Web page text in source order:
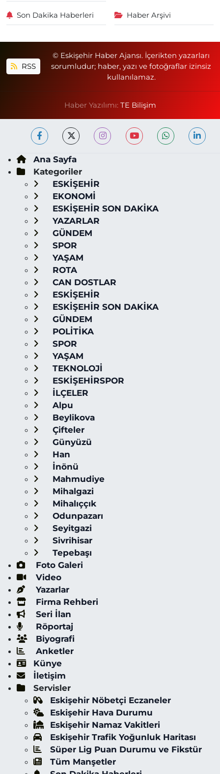
Son Dakika Haberleri Haber Arşivi
RSS
© Eskişehir Haber Ajansı. İçerikten yazarları
sorumludur; haber, yazı ve fotoğraflar izinsiz
kullanılamaz.
Haber Yazılımı: TE Bilişim
Ana Sayfa
Kategoriler
ESKİŞEHİR
EKONOMİ
ESKİŞEHİR SON DAKİKA
YAZARLAR
GÜNDEM
SPOR
YAŞAM
ROTA
CAN DOSTLAR
ESKİŞEHİR
ESKİŞEHİR SON DAKİKA
GÜNDEM
POLİTİKA
SPOR
YAŞAM
TEKNOLOJİ
ESKİŞEHİRSPOR
İLÇELER
Alpu
Beylikova
Çifteler
Günyüzü
Han
İnönü
Mahmudiye
Mihalgazi
Mihalıççık
Odunpazarı
Seyitgazi
Sivrihisar
Tepebaşı
Foto Galeri
Video
Yazarlar
Firma Rehberi
Seri İlan
Röportaj
Biyografi
Anketler
Künye
İletişim
Servisler
Eskişehir Nöbetçi Eczaneler
Eskişehir Hava Durumu
Eskişehir Namaz Vakitleri
Eskişehir Trafik Yoğunluk Haritası
Süper Lig Puan Durumu ve Fikstür
Tüm Manşetler